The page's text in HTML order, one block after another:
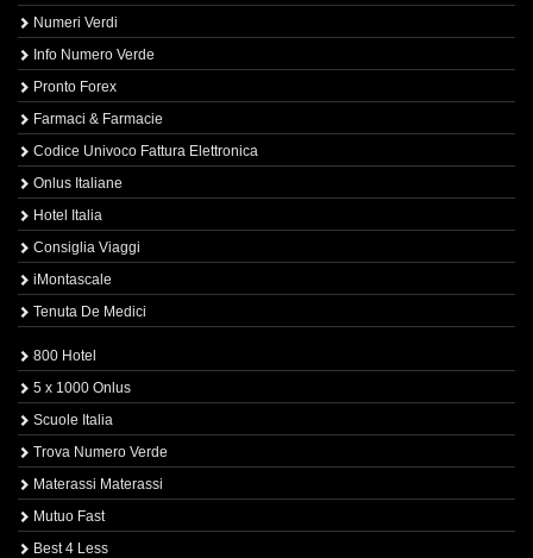
Numeri Verdi
Info Numero Verde
Pronto Forex
Farmaci & Farmacie
Codice Univoco Fattura Elettronica
Onlus Italiane
Hotel Italia
Consiglia Viaggi
iMontascale
Tenuta De Medici
800 Hotel
5 x 1000 Onlus
Scuole Italia
Trova Numero Verde
Materassi Materassi
Mutuo Fast
Best 4 Less